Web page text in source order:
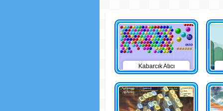
Kabarcık Atıcı